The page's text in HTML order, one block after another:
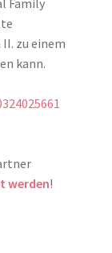
zu einem
kann.
werden!